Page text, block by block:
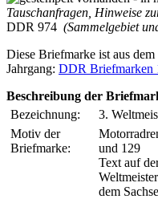
Tauschanfragen, Hinweise
DDR 974 (Sammelgebiet
Diese Briefmarke ist aus
Jahrgang: DDR Briefmarken
Beschreibung der
Bezeichnung:
3.
Motiv der
Briefmarke:
und 129
Text auf
dem